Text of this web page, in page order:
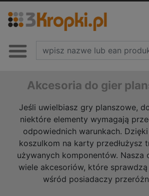
Akcesoria do gier
Jeśli uwielbiasz gry planszowe,
niektóre elementy wymagają
odpowiednich warunkach.
koszulkom na karty przedłużysz
używanych komponentów. Nasza
wiele akcesoriów, które
wśród posiadaczy